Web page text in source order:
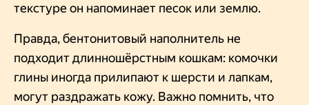
текстуре он напоминает песок или землю.
Правда, бентонитовый наполнитель не
подходит длинношёрстным кошкам: комочки
глины иногда прилипают к шерсти и лапкам,
могут раздражать кожу. Важно помнить, что